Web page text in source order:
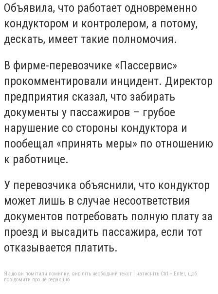
Объявила, что работает одновременно
кондуктором и контролером, а потому,
дескать, имеет такие полномочия.
В фирме-перевозчике «Пассервис»
прокомментировали инцидент. Директор
предприятия сказал, что забирать
документы у пассажиров – грубое
нарушение со стороны кондуктора и
пообещал «принять меры» по отношению
к работнице.
У перевозчика объяснили, что кондуктор
может лишь в случае несоответствия
документов потребовать полную плату за
проезд и высадить пассажира, если тот
отказывается платить.
Якщо ви помітили помилку, виділіть необхідний текст і натисніть Ctrl + Enter, щоб
повідомити про це редакцію